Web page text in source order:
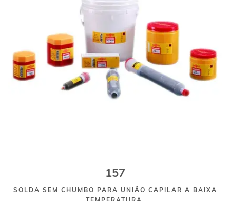
157
SOLDA SEM CHUMBO PARA UNIÃO CAPILAR A BAIXA